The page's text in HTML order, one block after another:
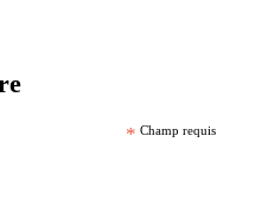
* Champ requis